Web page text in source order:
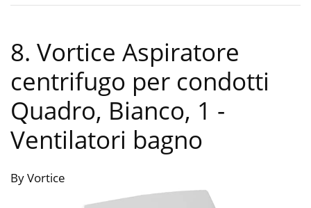
8. Vortice Aspiratore
centrifugo per condotti
Quadro, Bianco, 1 -
Ventilatori bagno
By Vortice